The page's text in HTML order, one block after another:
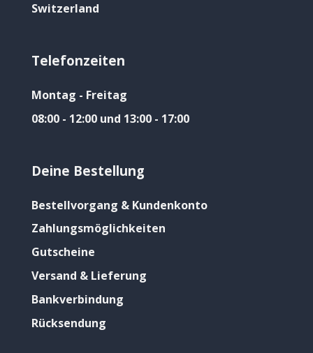
Switzerland
Telefonzeiten
Montag - Freitag
08:00 - 12:00 und 13:00 - 17:00
Deine Bestellung
Bestellvorgang & Kundenkonto
Zahlungsmöglichkeiten
Gutscheine
Versand & Lieferung
Bankverbindung
Rücksendung